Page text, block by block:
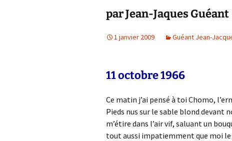
Lettres à
Chronique(s) du Mauvais
œil
Feuilleton
par Jean-Jaques Guéant
1 janvier 2009 Guéant Jean-
11 octobre 1966
Ce matin j’ai pensé à toi Chomo,
Pieds nus sur le sable blond devant
m’étire dans l’air vif, saluant un
tout aussi impatiemment que moi le